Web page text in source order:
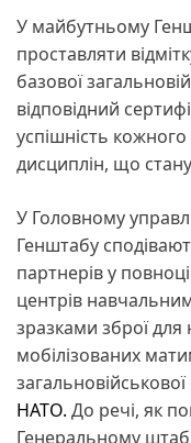
У майбутньому
проставляти
базової
відповідний
успішність
дисциплін, що
У Головному
Генштабу
партнерів у
центрів
зразками зброї
мобілізованих
НАТО. До речі, як
Генеральному